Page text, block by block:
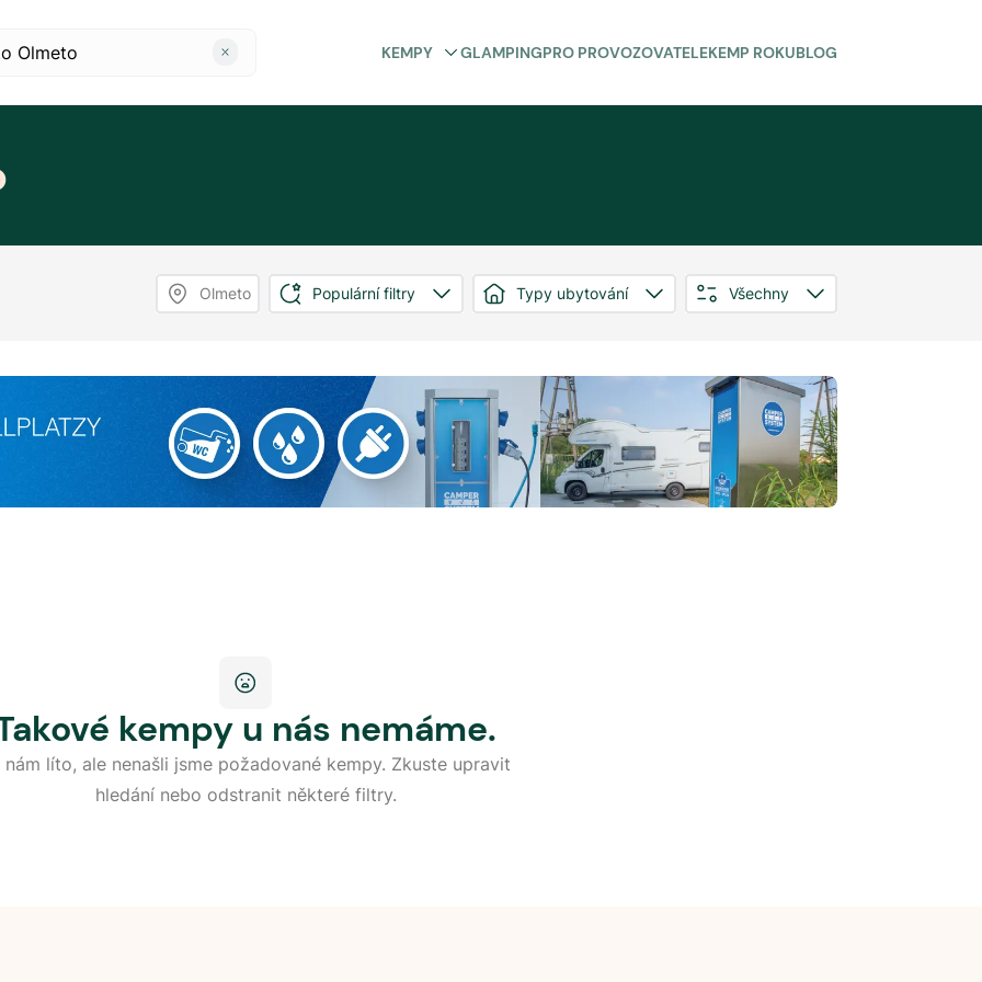
KEMPY GLAMPINGPRO PROVOZOVATELEKEMP ROKUBLOG
Olmeto Populární filtry Typy ubytování Všechny
kempy u nás nemáme.
nám líto, ale nenašli jsme požadované kempy. Zkuste upravit
hledání nebo odstranit některé filtry.